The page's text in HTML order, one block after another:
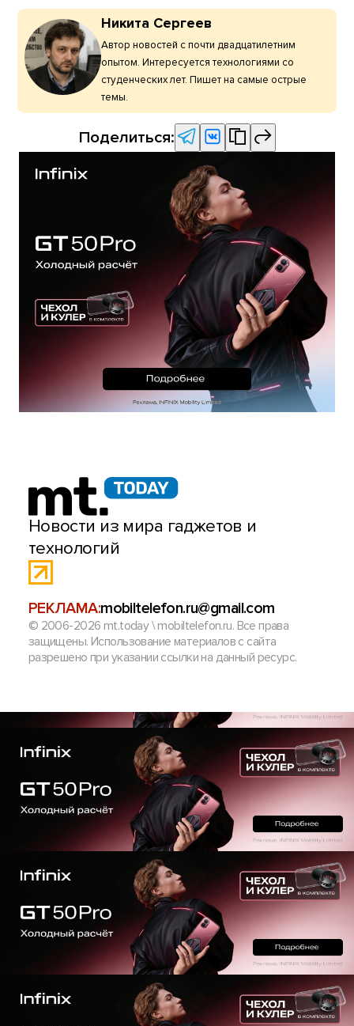
Никита Сергеев
Автор новостей с почти двадцатилетним
опытом. Интересуется технологиями со
студенческих лет. Пишет на самые острые
темы.
Поделиться:
Новости из мира гаджетов и
технологий
РЕКЛАМА:mobiltelefon.ru@gmail.com
© 2006-2026 mt.today \ mobiltelefon.ru. Все права
защищены. Использование материалов с сайта
разрешено при указании ссылки на данный ресурс.